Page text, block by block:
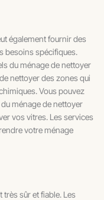
également fournir des
besoins spécifiques.
du ménage de nettoyer
nettoyer des zones qui
Vous pouvez
ménage de nettoyer
vos vitres. Les services
votre ménage
très sûr et fiable. Les